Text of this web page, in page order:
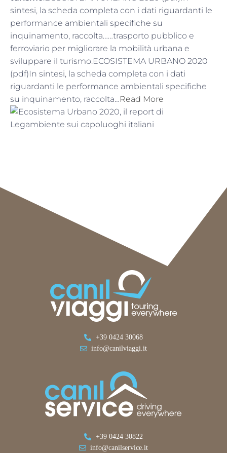
sintesi, la scheda completa con i dati riguardanti le
performance ambientali specifiche su
inquinamento, raccolta……trasporto pubblico e
ferroviario per migliorare la mobilità urbana e
sviluppare il turismo.ECOSISTEMA URBANO 2020
(pdf)In sintesi, la scheda completa con i dati
riguardanti le performance ambientali specifiche
su inquinamento, raccolta…Read More
+39 0424 30068
info@canilviaggi.it
+39 0424 30822
info@canilservice.it